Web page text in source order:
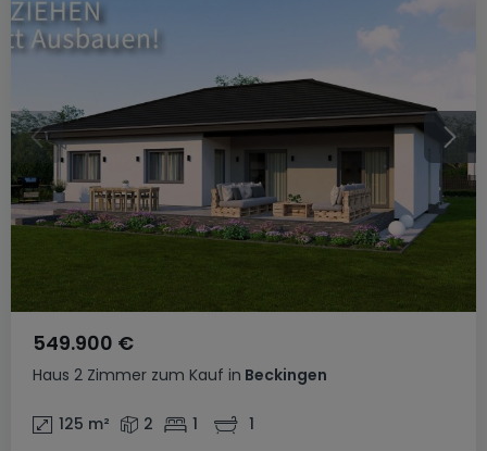
Haus 2 Zimmer zum Kauf in Beckingen
549.900 €
125 m² 2 1 1